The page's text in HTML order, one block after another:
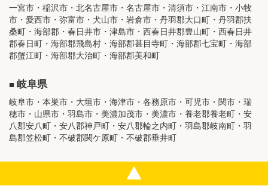
一宮市・稲沢市・北名古屋市・名古屋市・清須市・江南市・小牧
市・愛西市・弥富市・犬山市・岩倉市・丹羽郡大口町・丹羽郡扶
桑町・海部郡・春日井市・津島市・西春日井郡豊山町・西春日井
郡春日町・海部郡飛島村・海部郡甚目寺町・海部郡七宝町・海部
郡蟹江町・海部郡大治町・海部郡美和町
岐阜県
岐阜市・本巣市・大垣市・海津市・各務原市・可児市・関市・瑞
穂市・山県市・羽島市・美濃加茂市・美濃市・養老郡養老町・安
八郡安八町・安八郡神戸町・安八郡輪之内町・羽島郡岐南町・羽
島郡笠松町・不破郡関ケ原町・不破郡垂井町